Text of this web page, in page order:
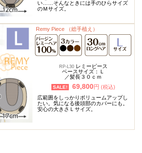
い……そんなときには手のひらサイズ
のＭサイズ。
Remy Piece （総手植え）
RP-L30レミーピース
ベースサイズ：Ｌ
／髪長３０ｃｍ
SALE! 69,800円 (税込)
広範囲をしっかりボリュームアップし
たい。気になる後頭部のカバーにも。
安心の大きさＬサイズ。